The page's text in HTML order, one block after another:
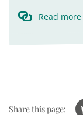
Read more
Share this page: